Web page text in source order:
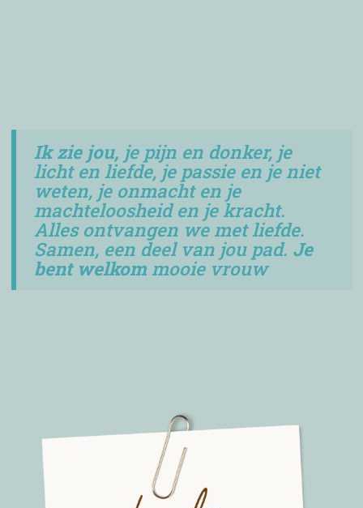
Ik zie jou, je pijn en donker, je
licht en liefde, je passie en je niet
weten, je onmacht en je
machteloosheid en je kracht.
Alles ontvangen we met liefde.
Samen, een deel van jou pad. Je
bent welkom mooie vrouw